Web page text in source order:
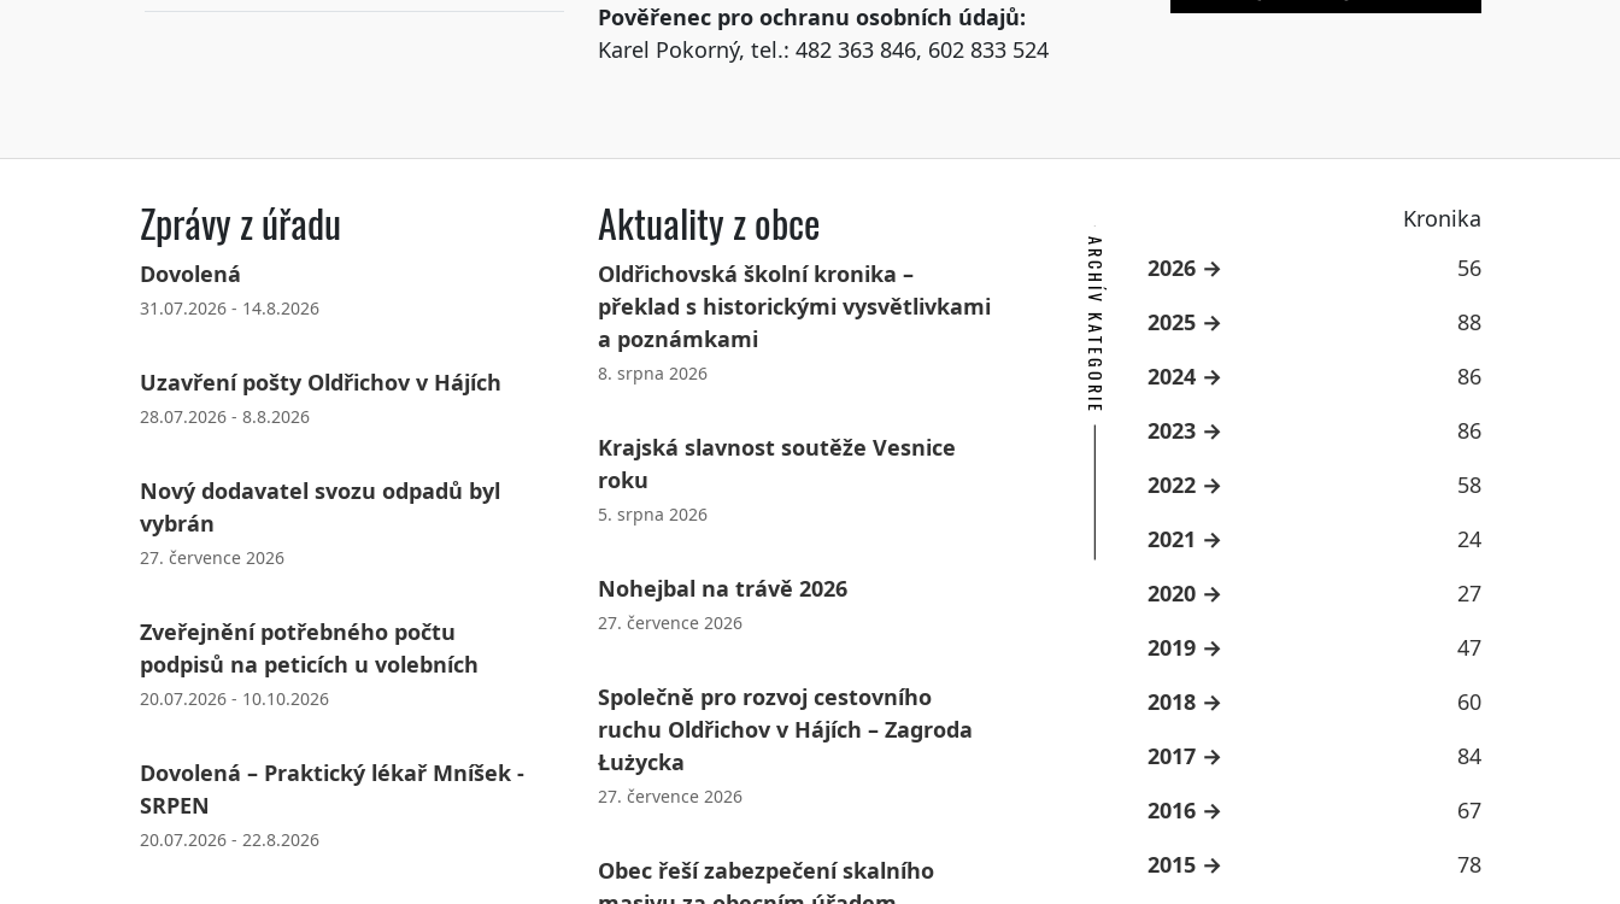
Pověřenec pro ochranu osobních údajů:
Karel Pokorný, tel.: 482 363 846, 602 833 524
Zprávy z úřadu
Dovolená
31.07.2026 - 14.8.2026
Uzavření pošty Oldřichov v Hájích
28.07.2026 - 8.8.2026
Nový dodavatel svozu odpadů byl
vybrán
27. července 2026
Zveřejnění potřebného počtu
podpisů na peticích u volebních
20.07.2026 - 10.10.2026
Dovolená – Praktický lékař Mníšek -
SRPEN
20.07.2026 - 22.8.2026
Aktuality z obce
Oldřichovská školní kronika –
překlad s historickými vysvětlivkami
a poznámkami
8. srpna 2026
Krajská slavnost soutěže Vesnice
roku
5. srpna 2026
Nohejbal na trávě 2026
27. července 2026
Společně pro rozvoj cestovního
ruchu Oldřichov v Hájích – Zagroda
Łużycka
27. července 2026
Obec řeší zabezpečení skalního
Kronika
ARCHÍV KATEGORIE 2026
56
2025
88
2024
86
2023
86
2022
58
2021
24
2020
27
2019
47
2018
60
2017
84
2016
67
2015
78